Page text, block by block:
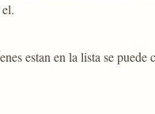
estan en la lista se